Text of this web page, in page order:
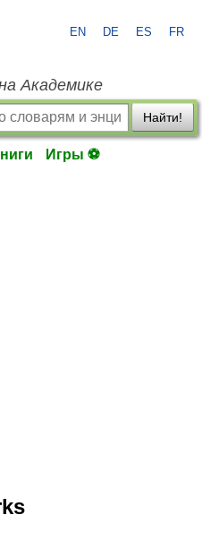
EN DE ES FR
Академике
Найти!
Игры ⚽